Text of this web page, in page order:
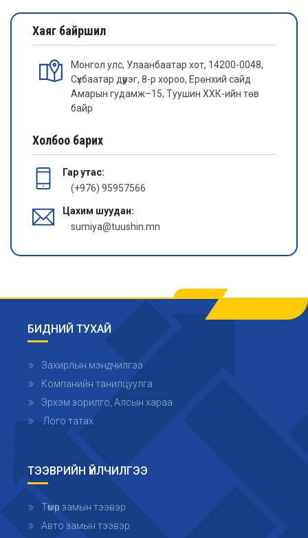
Хаяг байршил
Монгол улс, Улаанбаатар хот, 14200-0048,
Сүхбаатар дүүрэг, 8-р хороо, Ерөнхий сайд
Амарын гудамж–15, Туушин ХХК-ийн төв
байр
Холбоо барих
Гар утас:
(+976) 95957566
Цахим шуудан:
sumiya@tuushin.mn
БИДНИЙ ТУХАЙ
Захирлын мэндчилгээ
Компанийн танилцуулга
Эрхэм зорилго, Алсын хараа
Лого татах
ТЭЭВРИЙН ҮЙЛЧИЛГЭЭ
Төмөр замын тээвэр
Авто замын тээвэр